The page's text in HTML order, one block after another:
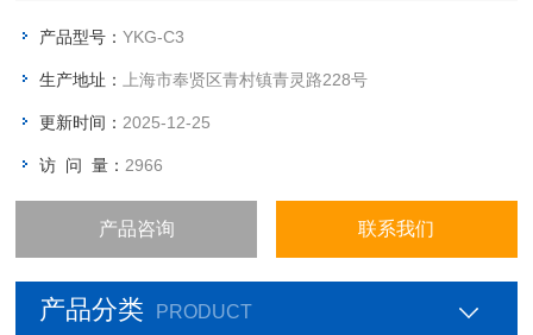
产品型号：YKG-C3
生产地址： 上海市奉贤区青村镇青灵路228号
更新时间： 2025-12-25
访 问 量： 2966
产品咨询 联系我们
产品分类 PRODUCT